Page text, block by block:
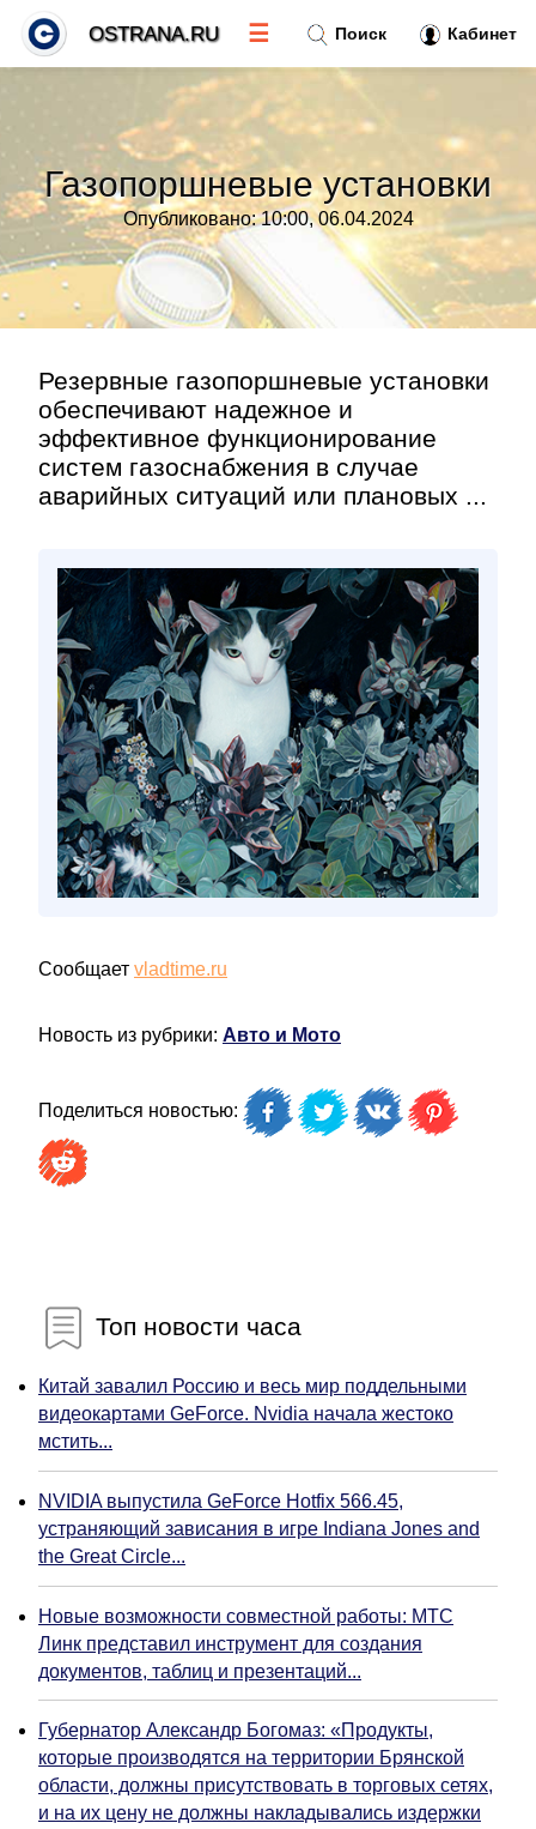
Газопоршневые установки
Опубликовано: 10:00, 06.04.2024
Резервные газопоршневые установки
обеспечивают надежное и
эффективное функционирование
систем газоснабжения в случае
аварийных ситуаций или плановых ...
Сообщает vladtime.ru
Новость из рубрики: Авто и Мото
Поделиться новостью:
Топ новости часа
Китай завалил Россию и весь мир поддельными
видеокартами GeForce. Nvidia начала жестоко
мстить...
NVIDIA выпустила GeForce Hotfix 566.45,
устраняющий зависания в игре Indiana Jones and
the Great Circle...
Новые возможности совместной работы: МТС
Линк представил инструмент для создания
документов, таблиц и презентаций...
Губернатор Александр Богомаз: «Продукты,
которые производятся на территории Брянской
области, должны присутствовать в торговых сетях,
и на их цену не должны накладывались издержки
Поиск Кабинет
OSTRANA.RU ☰
Тренды новостей »
Рубрики»
Контакт»